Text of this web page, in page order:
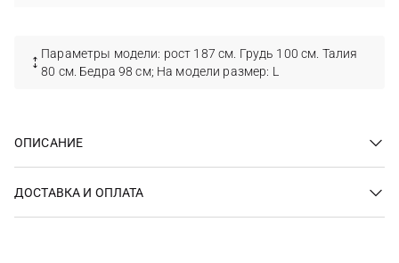
Параметры модели: рост 187 см. Грудь 100 см. Талия
80 см. Бедра 98 см; На модели размер: L
ОПИСАНИЕ
ДОСТАВКА И ОПЛАТА